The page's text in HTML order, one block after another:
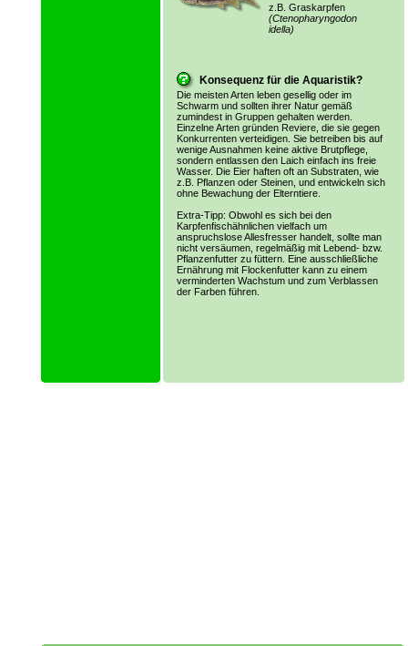
z.B. Graskarpfen
(Ctenopharyngodon
idella)
Konsequenz für die Aquaristik?
Die meisten Arten leben gesellig oder im
Schwarm und sollten ihrer Natur gemäß
zumindest in Gruppen gehalten werden.
Einzelne Arten gründen Reviere, die sie gegen
Konkurrenten verteidigen. Sie betreiben bis auf
wenige Ausnahmen keine aktive Brutpflege,
sondern entlassen den Laich einfach ins freie
Wasser. Die Eier haften oft an Substraten, wie
z.B. Pflanzen oder Steinen, und entwickeln sich
ohne Bewachung der Elterntiere.
Extra-Tipp: Obwohl es sich bei den
Karpfenfischähnlichen vielfach um
anspruchslose Allesfresser handelt, sollte man
nicht versäumen, regelmäßig mit Lebend- bzw.
Pflanzenfutter zu füttern. Eine ausschließliche
Ernährung mit Flockenfutter kann zu einem
verminderten Wachstum und zum Verblassen
der Farben führen.